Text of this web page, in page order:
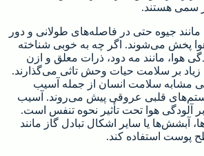
سمی هستند.
جیوه حتی در فاصله‌های طولانی و دور
هوا پخش می‌شوند. اگر چه به خوبی شناخته
هوا، مانند مه دود، ذرات معلق و ازن
بر سلامت حیات وحش تاثی می‌گذارند.
مشابه سلامت انسان از جمله آسیب
قلبی عروقی پیش می‌روند. آسیب
آلودگی هوا تحت تأثیر نحوه تنفس است.
آبشش‌ها یا سایر اشکال تبادل گاز مانند
پوست استفاده کند.